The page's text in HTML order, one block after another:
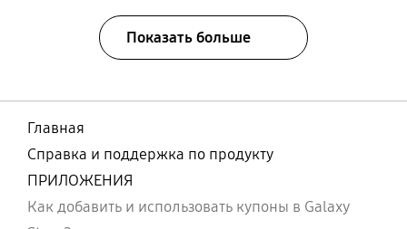
Показать больше
Главная
Справка и поддержка по продукту
ПРИЛОЖЕНИЯ
Как добавить и использовать купоны в Galaxy